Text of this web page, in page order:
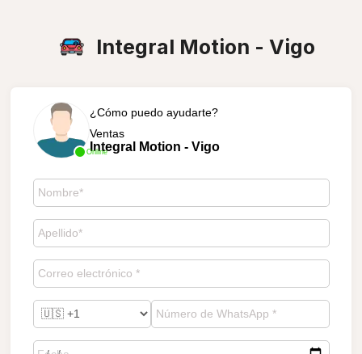
Integral Motion - Vigo
Online
¿Cómo puedo ayudarte?
Ventas
Integral Motion - Vigo